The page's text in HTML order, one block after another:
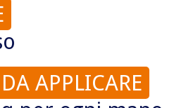
APPLICARE